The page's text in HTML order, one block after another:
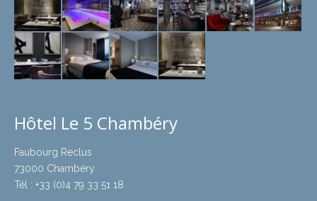
Hôtel Le 5 Chambéry
Faubourg Reclus
73000 Chambéry
Tél : +33 (0)4 79 33 51 18